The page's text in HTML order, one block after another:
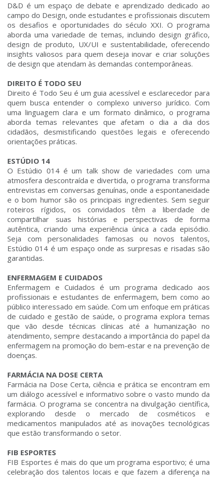
D&D é um espaço de debate e aprendizado dedicado ao
campo do Design, onde estudantes e profissionais discutem
os desafios e oportunidades do século XXI. O programa
aborda uma variedade de temas, incluindo design gráfico,
design de produto, UX/UI e sustentabilidade, oferecendo
insights valiosos para quem deseja inovar e criar soluções
de design que atendam às demandas contemporâneas.
DIREITO É TODO SEU
Direito é Todo Seu é um guia acessível e esclarecedor para
quem busca entender o complexo universo jurídico. Com
uma linguagem clara e um formato dinâmico, o programa
aborda temas relevantes que afetam o dia a dia dos
cidadãos, desmistificando questões legais e oferecendo
orientações práticas.
ESTÚDIO 14
O Estúdio 014 é um talk show de variedades com uma
atmosfera descontraída e divertida, o programa transforma
entrevistas em conversas genuínas, onde a espontaneidade
e o bom humor são os principais ingredientes. Sem seguir
roteiros rígidos, os convidados têm a liberdade de
compartilhar suas histórias e perspectivas de forma
autêntica, criando uma experiência única a cada episódio.
Seja com personalidades famosas ou novos talentos,
Estúdio 014 é um espaço onde as surpresas e risadas são
garantidas.
ENFERMAGEM E CUIDADOS
Enfermagem e Cuidados é um programa dedicado aos
profissionais e estudantes de enfermagem, bem como ao
público interessado em saúde. Com um enfoque em práticas
de cuidado e gestão de saúde, o programa explora temas
que vão desde técnicas clínicas até a humanização no
atendimento, sempre destacando a importância do papel da
enfermagem na promoção do bem-estar e na prevenção de
doenças.
FARMÁCIA NA DOSE CERTA
Farmácia na Dose Certa, ciência e prática se encontram em
um diálogo acessível e informativo sobre o vasto mundo da
farmácia. O programa se concentra na divulgação científica,
explorando desde o mercado de cosméticos e
medicamentos manipulados até as inovações tecnológicas
que estão transformando o setor.
FIB ESPORTES
FIB Esportes é mais do que um programa esportivo; é uma
celebração dos talentos locais e que fazem a diferença na